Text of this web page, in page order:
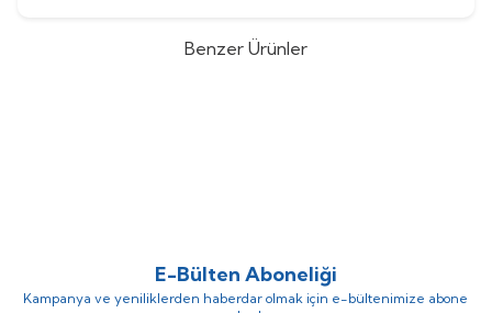
Benzer Ürünler
E-Bülten Aboneliği
Kampanya ve yeniliklerden haberdar olmak için e-bültenimize abone